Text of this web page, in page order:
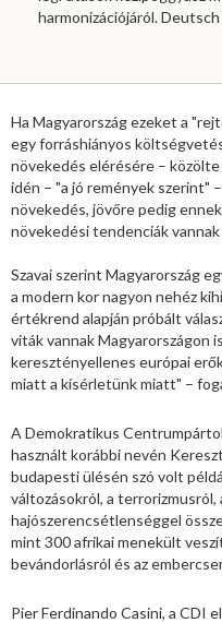
harmonizációjáról.
Ha Magyarország ezeket a
egy forráshiányos
növekedés elérésére –
idén – "a jó remények szerint"
növekedés, jövőre pedig
növekedési tendenciák vannak
Szavai szerint Magyarország
a modern kor nagyon nehéz
értékrend alapján próbált
viták vannak Magyarországon
keresztényellenes európai
miatt a kísérletünk miatt" –
A Demokratikus
használt korábbi nevén
budapesti ülésén szó volt
változásokról, a
hajószerencsétlenséggel
mint 300 afrikai menekült
bevándorlásról és az
Pier Ferdinando Casini, a CDI